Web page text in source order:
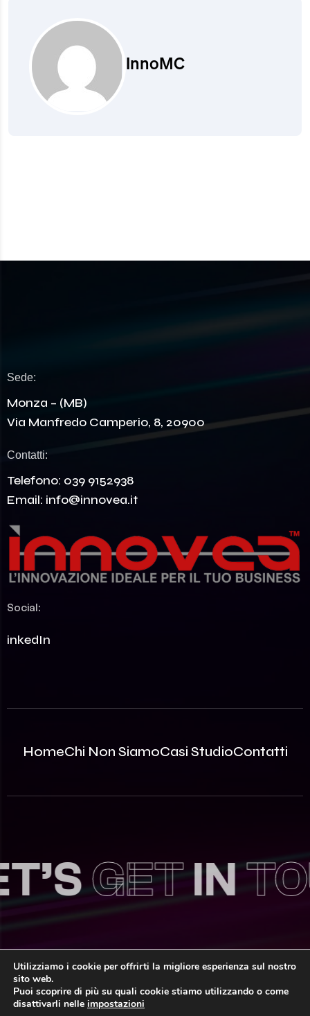
InnoMC
Sede:
Monza – (MB)
Via Manfredo Camperio, 8, 20900
Contatti:
Telefono: 039 9152938
Email: info@innovea.it
Social:
LinkedIn
HomeChi Non SiamoCasi StudioContatti
GETIN
© 2026 Innovea S.r.l. – P.Iva: 09812870963 | REA MB –
2535786 | Capitale Sociale: 100.000,00€ i.v.
Utilizziamo i cookie per offrirti la migliore esperienza sul nostro
sito web.
Puoi scoprire di più su quali cookie stiamo utilizzando o come
disattivarli nelle impostazioni